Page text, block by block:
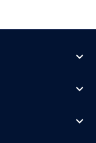
expand_more
expand_more
expand_more